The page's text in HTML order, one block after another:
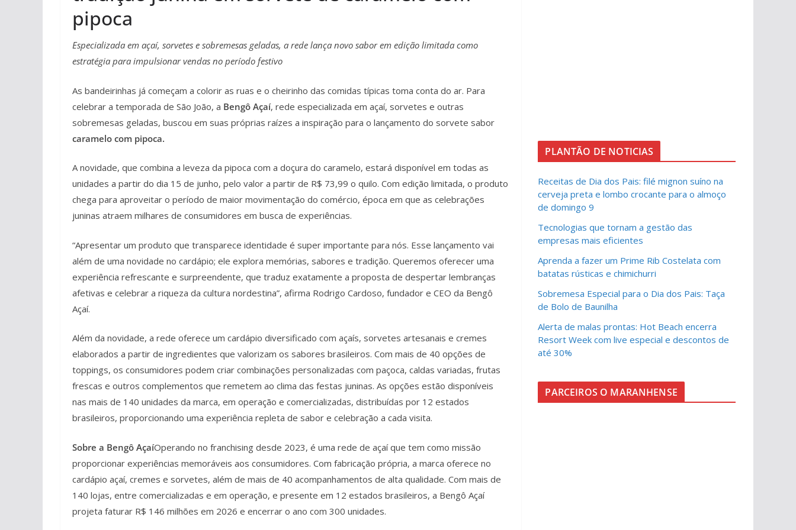
pipoca
Especializada em açaí, sorvetes e sobremesas geladas, a rede lança novo sabor em edição limitada como
estratégia para impulsionar vendas no período festivo
As bandeirinhas já começam a colorir as ruas e o cheirinho das comidas típicas toma conta do ar. Para
celebrar a temporada de São João, a Bengô Açaí, rede especializada em açaí, sorvetes e outras
sobremesas geladas, buscou em suas próprias raízes a inspiração para o lançamento do sorvete sabor
caramelo com pipoca.
A novidade, que combina a leveza da pipoca com a doçura do caramelo, estará disponível em todas as
unidades a partir do dia 15 de junho, pelo valor a partir de R$ 73,99 o quilo. Com edição limitada, o produto
chega para aproveitar o período de maior movimentação do comércio, época em que as celebrações
juninas atraem milhares de consumidores em busca de experiências.
“Apresentar um produto que transparece identidade é super importante para nós. Esse lançamento vai
além de uma novidade no cardápio; ele explora memórias, sabores e tradição. Queremos oferecer uma
experiência refrescante e surpreendente, que traduz exatamente a proposta de despertar lembranças
afetivas e celebrar a riqueza da cultura nordestina”, afirma Rodrigo Cardoso, fundador e CEO da Bengô
Açaí.
Além da novidade, a rede oferece um cardápio diversificado com açaís, sorvetes artesanais e cremes
elaborados a partir de ingredientes que valorizam os sabores brasileiros. Com mais de 40 opções de
toppings, os consumidores podem criar combinações personalizadas com paçoca, caldas variadas, frutas
frescas e outros complementos que remetem ao clima das festas juninas. As opções estão disponíveis
nas mais de 140 unidades da marca, em operação e comercializadas, distribuídas por 12 estados
brasileiros, proporcionando uma experiência repleta de sabor e celebração a cada visita.
Sobre a Bengô AçaíOperando no franchising desde 2023, é uma rede de açaí que tem como missão
proporcionar experiências memoráveis aos consumidores. Com fabricação própria, a marca oferece no
cardápio açaí, cremes e sorvetes, além de mais de 40 acompanhamentos de alta qualidade. Com mais de
140 lojas, entre comercializadas e em operação, e presente em 12 estados brasileiros, a Bengô Açaí
projeta faturar R$ 146 milhões em 2026 e encerrar o ano com 300 unidades.
PLANTÃO DE NOTICIAS
Receitas de Dia dos Pais: filé mignon suíno na
cerveja preta e lombo crocante para o almoço
de domingo 9
Tecnologias que tornam a gestão das
empresas mais eficientes
Aprenda a fazer um Prime Rib Costelata com
batatas rústicas e chimichurri
Sobremesa Especial para o Dia dos Pais: Taça
de Bolo de Baunilha
Alerta de malas prontas: Hot Beach encerra
Resort Week com live especial e descontos de
até 30%
PARCEIROS O MARANHENSE